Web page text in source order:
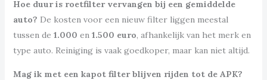
Hoe duur is roetfilter vervangen bij een gemiddelde
auto? De kosten voor een nieuw filter liggen meestal
tussen de 1.000 en 1.500 euro, afhankelijk van het merk en
type auto. Reiniging is vaak goedkoper, maar kan niet altijd.
Mag ik met een kapot filter blijven rijden tot de APK?